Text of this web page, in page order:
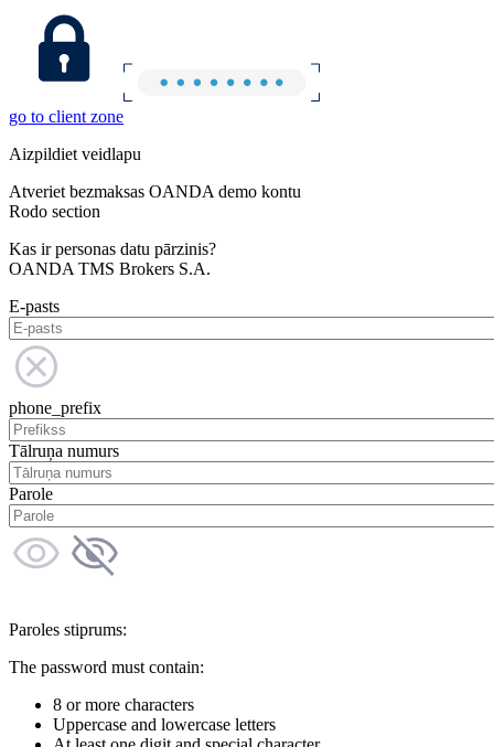
go to client zone
Aizpildiet veidlapu
Atveriet bezmaksas OANDA demo kontu
Rodo section
Kas ir personas datu pārzinis?
OANDA TMS Brokers S.A.
E-pasts
phone_prefix
Tālruņa numurs
Parole
Paroles stiprums:
The password must contain:
8 or more characters
Uppercase and lowercase letters